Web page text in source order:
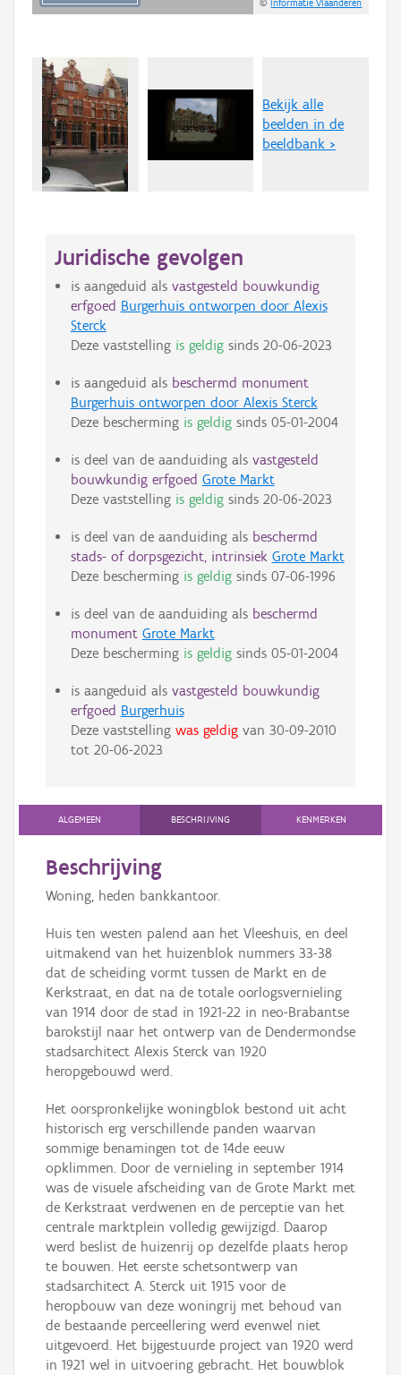
©Informatie Vlaanderen
Bekijk alle
beelden in de
beeldbank >
Juridische gevolgen
is aangeduid als vastgesteld bouwkundig
erfgoed Burgerhuis ontworpen door Alexis
Sterck
Deze vaststelling is geldigsinds 20-06-2023
is aangeduid als beschermd monument
Burgerhuis ontworpen door Alexis Sterck
Deze bescherming is geldigsinds 05-01-2004
is deel van de aanduiding als vastgesteld
bouwkundig erfgoed Grote Markt
Deze vaststelling is geldigsinds 20-06-2023
is deel van de aanduiding als beschermd
stads- of dorpsgezicht, intrinsiek Grote Markt
Deze bescherming is geldigsinds 07-06-1996
is deel van de aanduiding als beschermd
monument Grote Markt
Deze bescherming is geldigsinds 05-01-2004
is aangeduid als vastgesteld bouwkundig
erfgoed Burgerhuis
Deze vaststelling was geldigvan 30-09-2010
tot 20-06-2023
ALGEMEEN BESCHRIJVING KENMERKEN
Beschrijving
Woning, heden bankkantoor.
Huis ten westen palend aan het Vleeshuis, en deel
uitmakend van het huizenblok nummers 33-38
dat de scheiding vormt tussen de Markt en de
Kerkstraat, en dat na de totale oorlogsvernieling
van 1914 door de stad in 1921-22 in neo-Brabantse
barokstijl naar het ontwerp van de Dendermondse
stadsarchitect Alexis Sterck van 1920
heropgebouwd werd.
Het oorspronkelijke woningblok bestond uit acht
historisch erg verschillende panden waarvan
sommige benamingen tot de 14de eeuw
opklimmen. Door de vernieling in september 1914
was de visuele afscheiding van de Grote Markt met
de Kerkstraat verdwenen en de perceptie van het
centrale marktplein volledig gewijzigd. Daarop
werd beslist de huizenrij op dezelfde plaats herop
te bouwen. Het eerste schetsontwerp van
stadsarchitect A. Sterck uit 1915 voor de
heropbouw van deze woningrij met behoud van
de bestaande perceellering werd evenwel niet
uitgevoerd. Het bijgestuurde project van 1920 werd
in 1921 wel in uitvoering gebracht. Het bouwblok